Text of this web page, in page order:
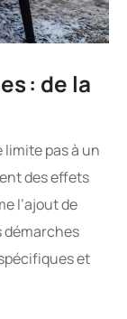
: de la
limite pas à un
des effets
l’ajout de
démarches
et